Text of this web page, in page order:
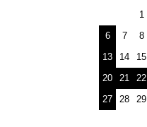
1
6
7 8
13
14 15
20
21 22
27
28 29